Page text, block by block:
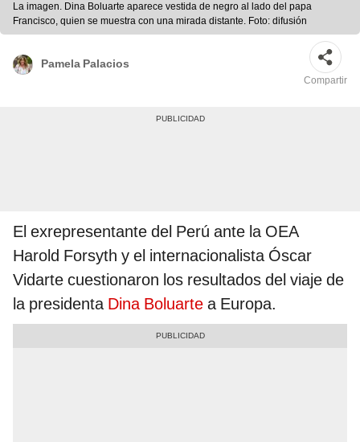
La imagen. Dina Boluarte aparece vestida de negro al lado del papa
Francisco, quien se muestra con una mirada distante. Foto: difusión
Pamela Palacios
Compartir
El exrepresentante del Perú ante la OEA
Harold Forsyth y el internacionalista Óscar
Vidarte cuestionaron los resultados del viaje de
la presidenta Dina Boluarte a Europa.